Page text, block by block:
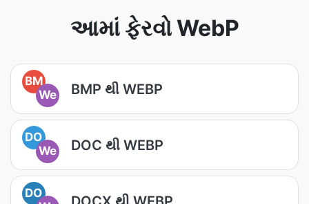
આમાં ફેરવો WebP
BM
We
BMP થી WEBP
DO
We
DOC થી WEBP
DO